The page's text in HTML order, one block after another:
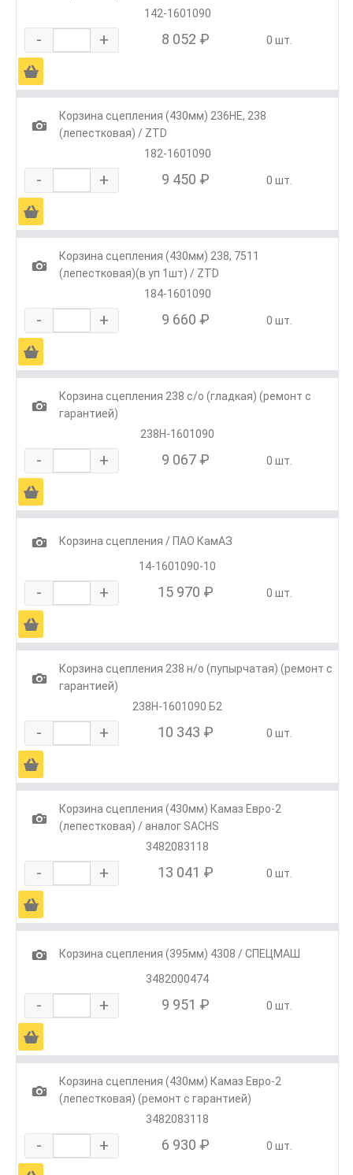
142-1601090
- + 8 052 ₽ 0 шт.
Ä
1
Корзина сцепления (430мм) 236НЕ, 238
(лепестковая) / ZTD
182-1601090
- + 9 450 ₽ 0 шт.
Ä
1
Корзина сцепления (430мм) 238, 7511
(лепестковая)(в уп 1шт) / ZTD
184-1601090
- + 9 660 ₽ 0 шт.
Ä
1
Корзина сцепления 238 с/о (гладкая) (ремонт с
гарантией)
238Н-1601090
- + 9 067 ₽ 0 шт.
Ä
1
Корзина сцепления / ПАО КамАЗ
14-1601090-10
- + 15 970 ₽ 0 шт.
Ä
1
Корзина сцепления 238 н/о (пупырчатая) (ремонт с
гарантией)
238Н-1601090 Б2
- + 10 343 ₽ 0 шт.
Ä
1
Корзина сцепления (430мм) Камаз Евро-2
(лепестковая) / аналог SACHS
3482083118
- + 13 041 ₽ 0 шт.
Ä
1
Корзина сцепления (395мм) 4308 / СПЕЦМАШ
3482000474
- + 9 951 ₽ 0 шт.
Ä
1
Корзина сцепления (430мм) Камаз Евро-2
(лепестковая) (ремонт с гарантией)
3482083118
- + 6 930 ₽ 0 шт.